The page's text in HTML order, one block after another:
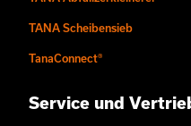
TANA Scheibensieb
TanaConnect®
Service und